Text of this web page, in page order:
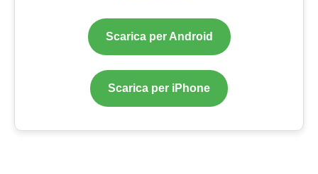
Scarica per Android
Scarica per iPhone